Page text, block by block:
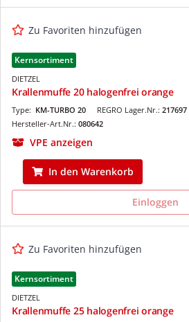
Zu Favoriten hinzufügen
Kernsortiment
DIETZEL
Krallenmuffe 20 halogenfrei orange
REGRO Lager.Nr.: 217697
Type: KM-TURBO 20
Hersteller-Art.Nr.: 080642
VPE anzeigen
In den Warenkorb
Einloggen
Zu Favoriten hinzufügen
Kernsortiment
DIETZEL
Krallenmuffe 25 halogenfrei orange